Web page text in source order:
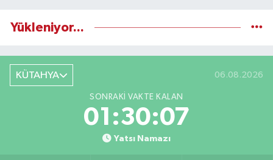
Yükleniyor...
KÜTAHYA 06.08.2026
SONRAKI VAKTE KALAN
01:30:07
Yatsı Namazı